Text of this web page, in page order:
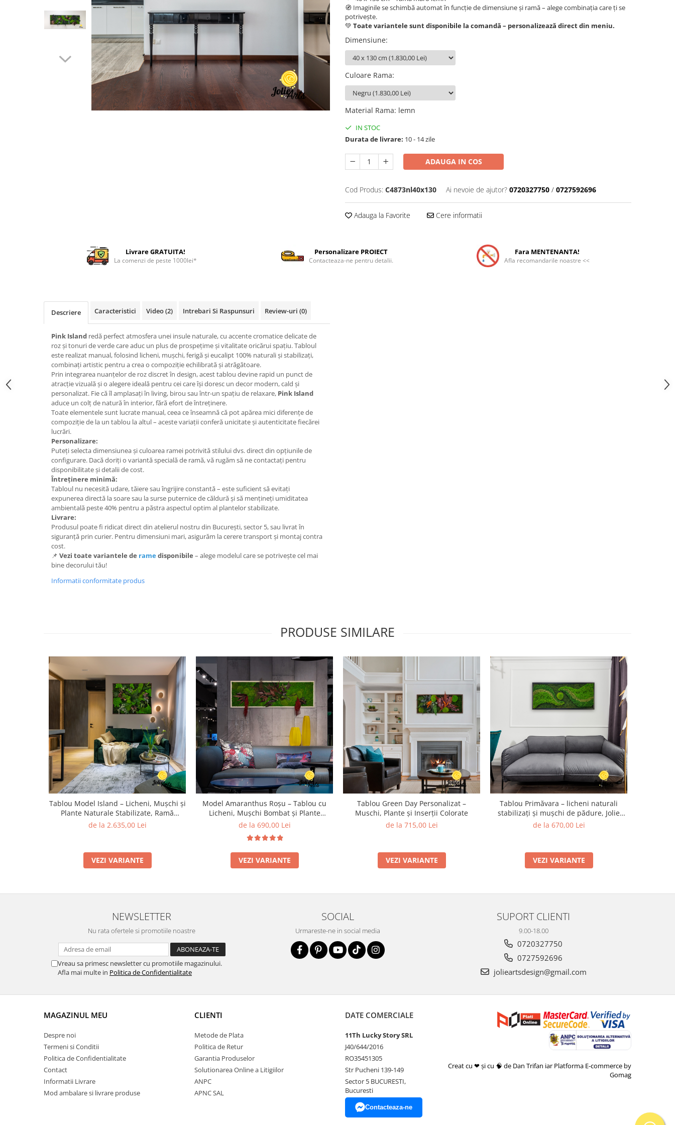
🧭 Imaginile se schimbă automat în funcție de dimensiune și ramă – alege combinația care ți se
potrivește.
💚 Toate variantele sunt disponibile la comandă – personalizează direct din meniu.
Dimensiune:
Culoare Rama:
Material Rama: lemn
IN STOC
Durata de livrare: 10 - 14 zile
ADAUGA IN COS
Cod Produs: C4873nl40x130 Ai nevoie de ajutor? 0720327750 / 0727592696
Adauga la Favorite Cere informatii
Livrare GRATUITA!
La comenzi de peste 1000lei*
Personalizare PROIECT
Contacteaza-ne pentru detalii.
Fara MENTENANTA!
Afla recomandarile noastre <<
Descriere Caracteristici Video(2) Intrebari Si Raspunsuri Review-uri (0)
Pink Island redă perfect atmosfera unei insule naturale, cu accente cromatice delicate de
roz și tonuri de verde care aduc un plus de prospețime și vitalitate oricărui spațiu. Tabloul
este realizat manual, folosind licheni, mușchi, ferigă și eucalipt 100% naturali și stabilizați,
combinați artistic pentru a crea o compoziție echilibrată și atrăgătoare.
Prin integrarea nuanțelor de roz discret în design, acest tablou devine rapid un punct de
atracție vizuală și o alegere ideală pentru cei care își doresc un decor modern, cald și
personalizat. Fie că îl amplasați în living, birou sau într-un spațiu de relaxare, Pink Island
aduce un colț de natură în interior, fără efort de întreținere.
Toate elementele sunt lucrate manual, ceea ce înseamnă că pot apărea mici diferențe de
compoziție de la un tablou la altul – aceste variații conferă unicitate și autenticitate fiecărei
lucrări.
Personalizare:
Puteți selecta dimensiunea și culoarea ramei potrivită stilului dvs. direct din opțiunile de
configurare. Dacă doriți o variantă specială de ramă, vă rugăm să ne contactați pentru
disponibilitate și detalii de cost.
Întreținere minimă:
Tabloul nu necesită udare, tăiere sau îngrijire constantă – este suficient să evitați
expunerea directă la soare sau la surse puternice de căldură și să mențineți umiditatea
ambientală peste 40% pentru a păstra aspectul optim al plantelor stabilizate.
Livrare:
Produsul poate fi ridicat direct din atelierul nostru din București, sector 5, sau livrat în
siguranță prin curier. Pentru dimensiuni mari, asigurăm la cerere transport și montaj contra
cost.
📌 Vezi toate variantele de ramedisponibile – alege modelul care se potrivește cel mai
bine decorului tău!
Informatii conformitate produs
PRODUSE SIMILARE
Tablou Model Island – Licheni, Mușchi și
Plante Naturale Stabilizate, Ramă
Clasică
de la 2.635,00 Lei
VEZI VARIANTE
Model Amaranthus Roșu – Tablou cu
Licheni, Mușchi Bombat și Plante
Naturale Stabilizate
de la 690,00 Lei
VEZI VARIANTE
Tablou Green Day Personalizat –
Muschi, Plante și Inserții Colorate
de la 715,00 Lei
VEZI VARIANTE
Tablou Primăvara – licheni naturali
stabilizați și mușchi de pădure, Jolie
Arts
de la 670,00 Lei
VEZI VARIANTE
NEWSLETTER
Nu rata ofertele si promotiile noastre
Vreau sa primesc newsletter cu promotiile magazinului.
Afla mai multe in Politica de Confidentialitate
SOCIAL
Urmareste-ne in social media
SUPORT CLIENTI
9.00-18.00
0720327750
0727592696
jolieartsdesign@gmail.com
MAGAZINUL MEU
Despre noi
Termeni si Conditii
Politica de Confidentialitate
Contact
Informatii Livrare
Mod ambalare si livrare produse
CLIENTI
Metode de Plata
Politica de Retur
Garantia Produselor
Solutionarea Online a Litigiilor
ANPC
APNC SAL
DATE COMERCIALE
11Th Lucky Story SRL
J40/644/2016
RO35451305
Str Pucheni 139-149
Sector 5 BUCURESTI,
Bucuresti
Contacteaza-ne
Creat cu ❤ și cu 🧠 de Dan Trifan iar Platforma E-commerce by
Gomag